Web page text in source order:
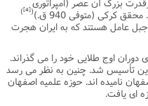
کرکى (متوفى 940 ق.)
(
[4]
)
از اندیشه وران جبل عامل هستند که به ایران هجرت
وى دوران اوج طلایى خود را مى گذراند.
تأسیس شد. چنین به نظر مى رسد
نامیده اند. حوزه علمیه اصفهان